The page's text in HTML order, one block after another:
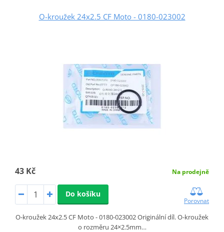
O-kroužek 24x2.5 CF Moto - 0180-023002
43 Kč Na prodejně
Do košíku
Porovnat
O-kroužek 24x2.5 CF Moto - 0180-023002 Originální díl. O-kroužek
o rozměru 24×2.5mm…